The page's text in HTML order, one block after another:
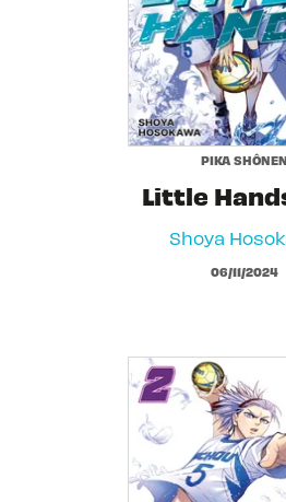
PIKA SHÔNEN
Little
Shoya
06/11/2024